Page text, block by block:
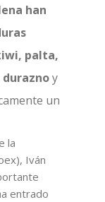
han
palta,
y
un
la
Iván
entrado